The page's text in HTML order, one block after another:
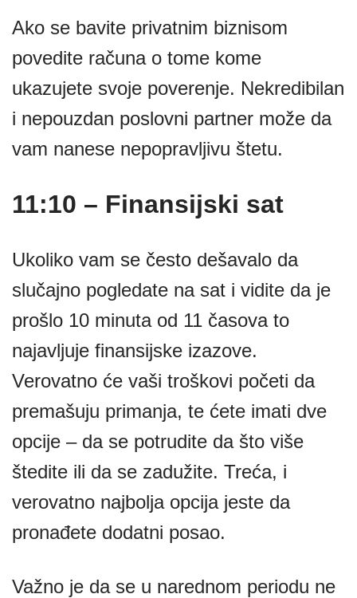
Ako se bavite privatnim biznisom
povedite računa o tome kome
ukazujete svoje poverenje. Nekredibilan
i nepouzdan poslovni partner može da
vam nanese nepopravljivu štetu.
11:10 – Finansijski sat
Ukoliko vam se često dešavalo da
slučajno pogledate na sat i vidite da je
prošlo 10 minuta od 11 časova to
najavljuje finansijske izazove.
Verovatno će vaši troškovi početi da
premašuju primanja, te ćete imati dve
opcije – da se potrudite da što više
štedite ili da se zadužite. Treća, i
verovatno najbolja opcija jeste da
pronađete dodatni posao.
Važno je da se u narednom periodu ne